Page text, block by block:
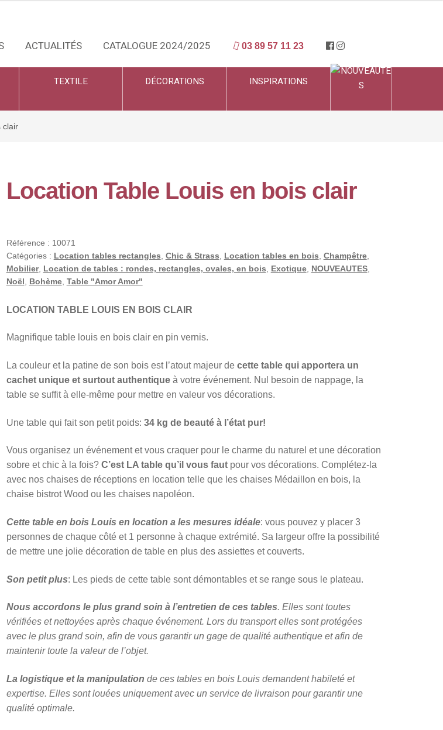
ACTUALITÉS CATALOGUE 2024/2025 03 89 57 11 23
TEXTILE DÉCORATIONS INSPIRATIONS
clair
Location Table Louis en bois clair
Référence : 10071
Catégories : Location tables rectangles Chic & Strass Location tables en bois Champêtre,
Mobilier, Location de tables : rondes, rectangles, ovales, en bois Exotique, NOUVEAUTES,
Noël
Bohème, Table "Amor Amor"
LOCATION TABLE LOUIS EN BOIS CLAIR
Magnifique table louis en bois clair en pin vernis.
La couleur et la patine de son bois est l’atout majeur de cette table qui apportera un
cachet unique et surtout authentiqueà votre événement. Nul besoin de nappage, la
table se suffit à elle-même pour mettre en valeur vos décorations.
Une table qui fait son petit poids: 34 kg de beauté à l’état pur!
Vous organisez un événement et vous craquer pour le charme du naturel et une décoration
sobre et chic à la fois? C’est LA table qu’il vous fautpour vos décorations. Complétez-la
avec nos chaises de réceptions en location telle que les chaises Médaillon en bois, la
chaise bistrot Wood ou les chaises napoléon.
Cette table en bois Louis en location a les mesures idéale: vous pouvez y placer 3
personnes de chaque côté et 1 personne à chaque extrémité. Sa largeur offre la possibilité
de mettre une jolie décoration de table en plus des assiettes et couverts.
Son petit plus: Les pieds de cette table sont démontables et se range sous le plateau.
Nous accordons le plus grand soin à l’entretien de ces tables. Elles sont toutes
vérifiées et nettoyées après chaque événement. Lors du transport elles sont protégées
avec le plus grand soin, afin de vous garantir un gage de qualité authentique et afin de
maintenir toute la valeur de l’objet.
La logistique et la manipulation de ces tables en bois Louis demandent habileté et
expertise. Elles sont louées uniquement avec un service de livraison pour garantir une
qualité optimale.